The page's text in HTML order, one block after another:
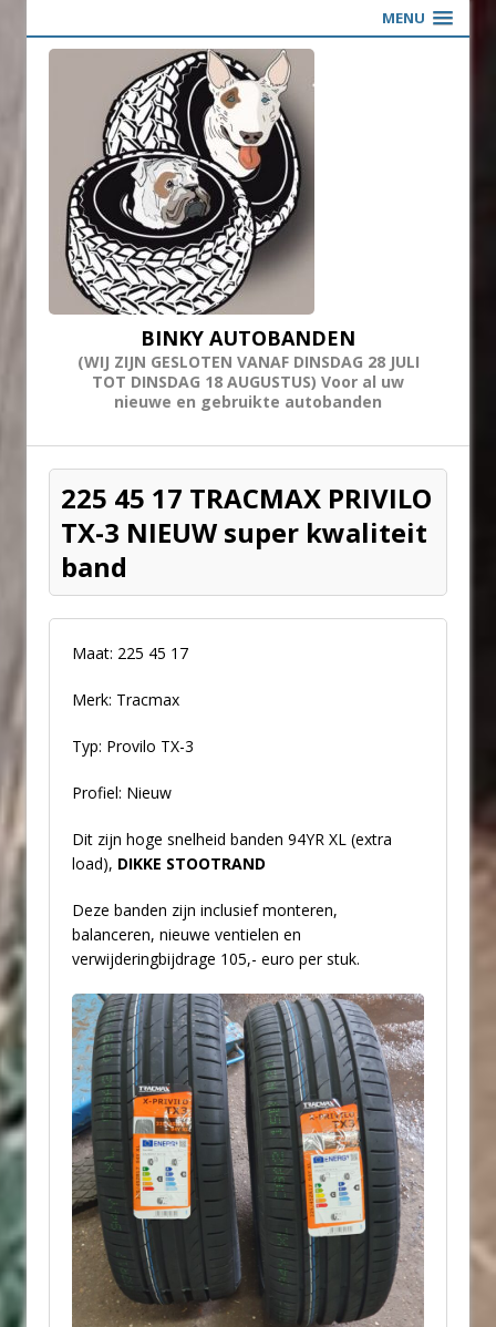
MENU
BINKY AUTOBANDEN
(WIJ ZIJN GESLOTEN VANAF DINSDAG 28 JULI
TOT DINSDAG 18 AUGUSTUS) Voor al uw
nieuwe en gebruikte autobanden
225 45 17 TRACMAX PRIVILO
TX-3 NIEUW super kwaliteit
band
Maat: 225 45 17
Merk: Tracmax
Typ: Provilo TX-3
Profiel: Nieuw
Dit zijn hoge snelheid banden 94YR XL (extra
load), DIKKE STOOTRAND
Deze banden zijn inclusief monteren,
balanceren, nieuwe ventielen en
verwijderingbijdrage 105,- euro per stuk.